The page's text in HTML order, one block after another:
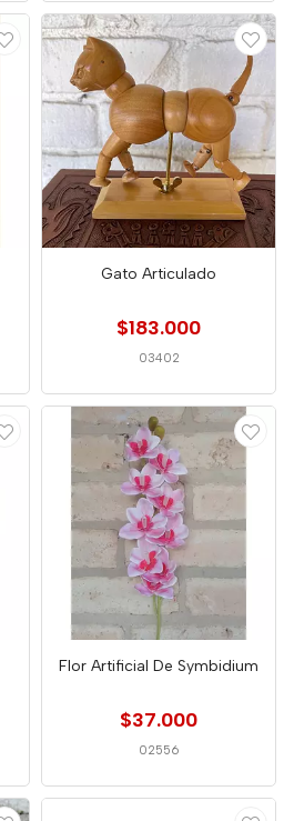
Gato Articulado
$183.000
03402
Flor Artificial De Symbidium
$37.000
02556